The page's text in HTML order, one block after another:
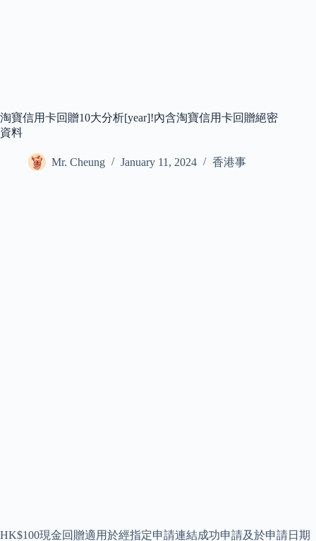
淘寶信用卡回贈10大分析[year]!內含淘寶信用卡回贈絕密
資料
Mr. Cheung January 11, 2024 香港事
HK$100現金回贈適用於經指定申請連結成功申請及於申請日期